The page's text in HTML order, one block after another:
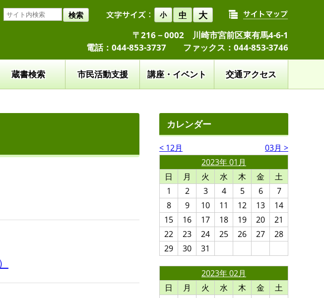
小 中 大
検索
〒216－0002 川崎市宮前区東有馬4-6-1
電話：044-853-3737 ファックス：044-853-3746
蔵書検索 市民活動支援 講座・イベント 交通アクセス
カレンダー
< 12月
03月 >
2023年 01月
日
月 火 水 木 金
土
1
2 3 4 5 6
7
8
9 10 11 12 13
14
15
16 17 18 19 20
21
22
23 24 25 26 27
28
29
30 31
2023年 02月
日
月 火 水 木 金
土